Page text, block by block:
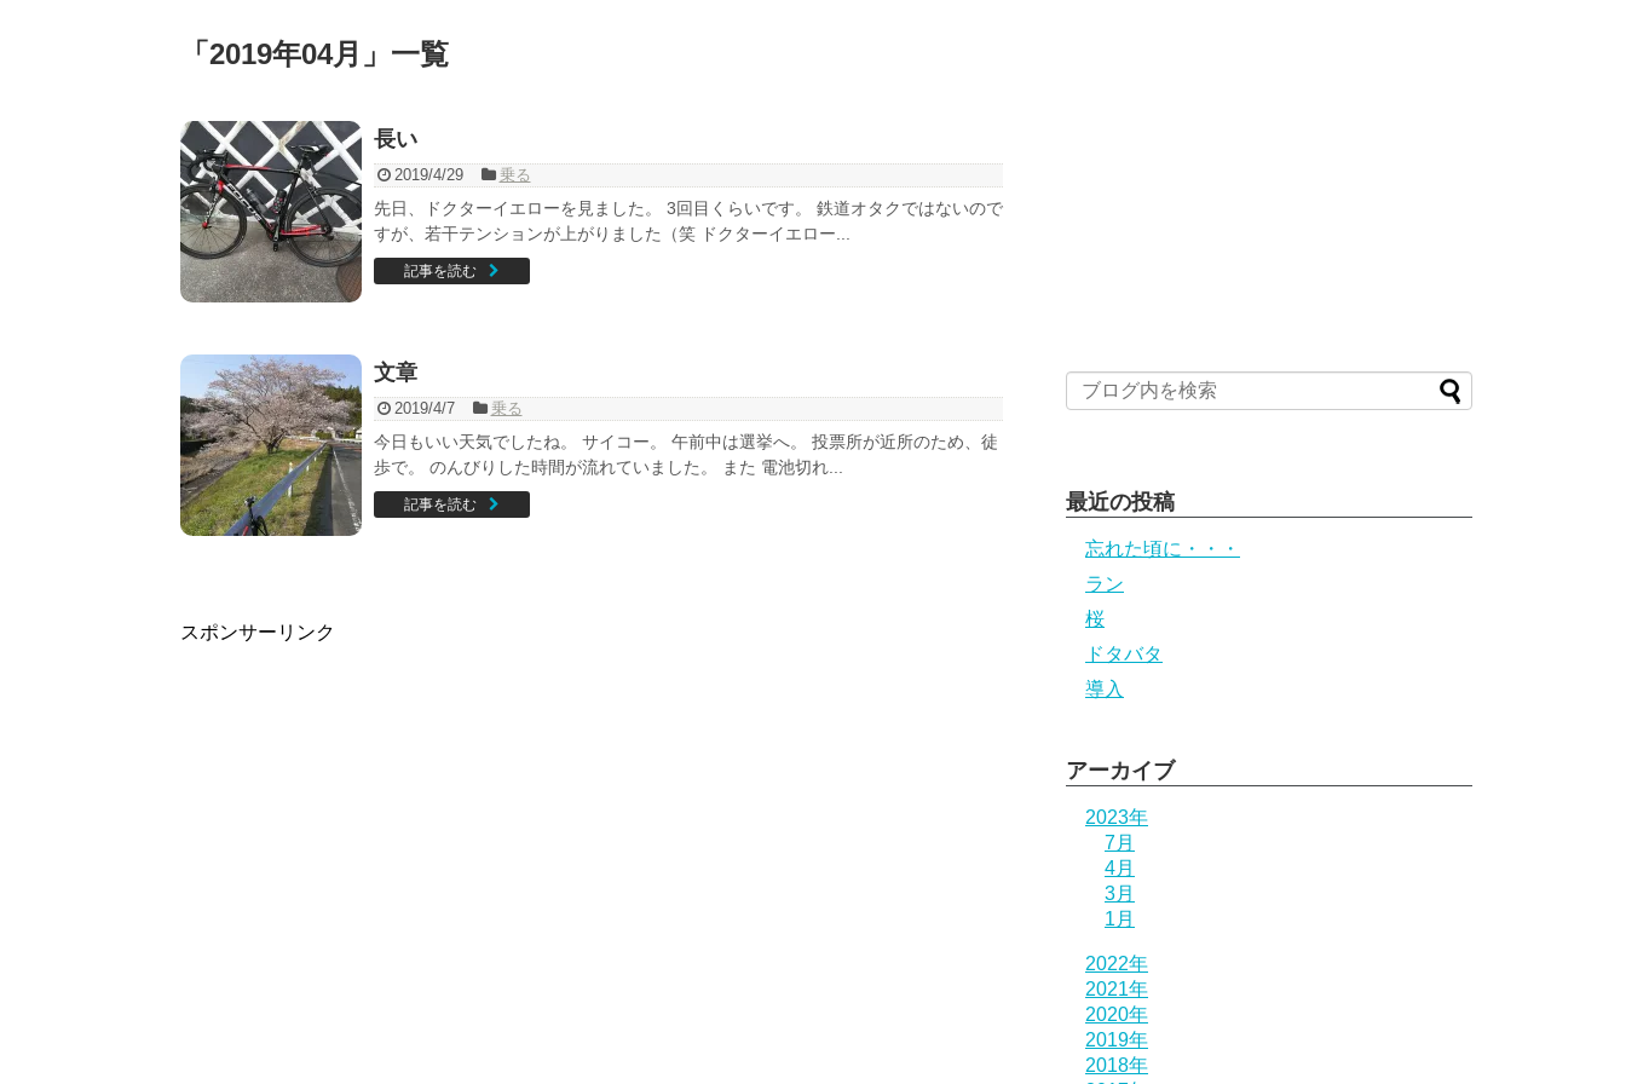
「 2019年04月 」 一覧
長い
2019/4/29 乗る
先日、ドクターイエローを見ました。 3回目くらいです。 鉄道オタクではないので
すが、若干テンションが上がりました（笑 ドクターイエロー...
記事を読む
文章
2019/4/7 乗る
今日もいい天気でしたね。 サイコー。 午前中は選挙へ。 投票所が近所のため、徒
歩で。 のんびりした時間が流れていました。 また 電池切れ...
記事を読む
スポンサーリンク
最近の投稿
忘れた頃に・・・
ラン
桜
ドタバタ
導入
アーカイブ
2023年
7月
4月
3月
1月
2022年
2021年
2020年
2019年
2018年